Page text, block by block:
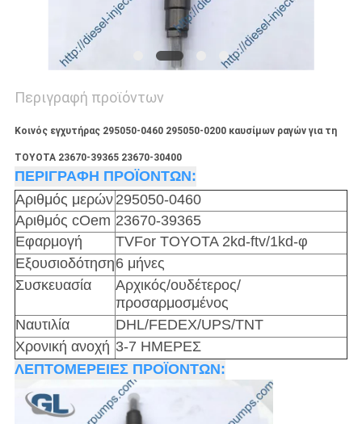
Περιγραφή προϊόντων
Κοινός εγχυτήρας 295050-0460 295050-0200 καυσίμων ραγών για τη
TOYOTA 23670-39365 23670-30400
ΠΕΡΙΓΡΑΦΗ ΠΡΟΪΟΝΤΩΝ:
Αριθμός μερών 295050-0460
Αριθμός cOem 23670-39365
Εφαρμογή
TVFor TOYOTA 2kd-ftv/1kd-φ
Εξουσιοδότηση6 μήνες
Συσκευασία
Αρχικός/ουδέτερος/
προσαρμοσμένος
Ναυτιλία
DHL/FEDEX/UPS/TNT
Χρονική ανοχή 3-7 ΗΜΕΡΕΣ
ΛΕΠΤΟΜΕΡΕΙΕΣ ΠΡΟΪΟΝΤΩΝ: